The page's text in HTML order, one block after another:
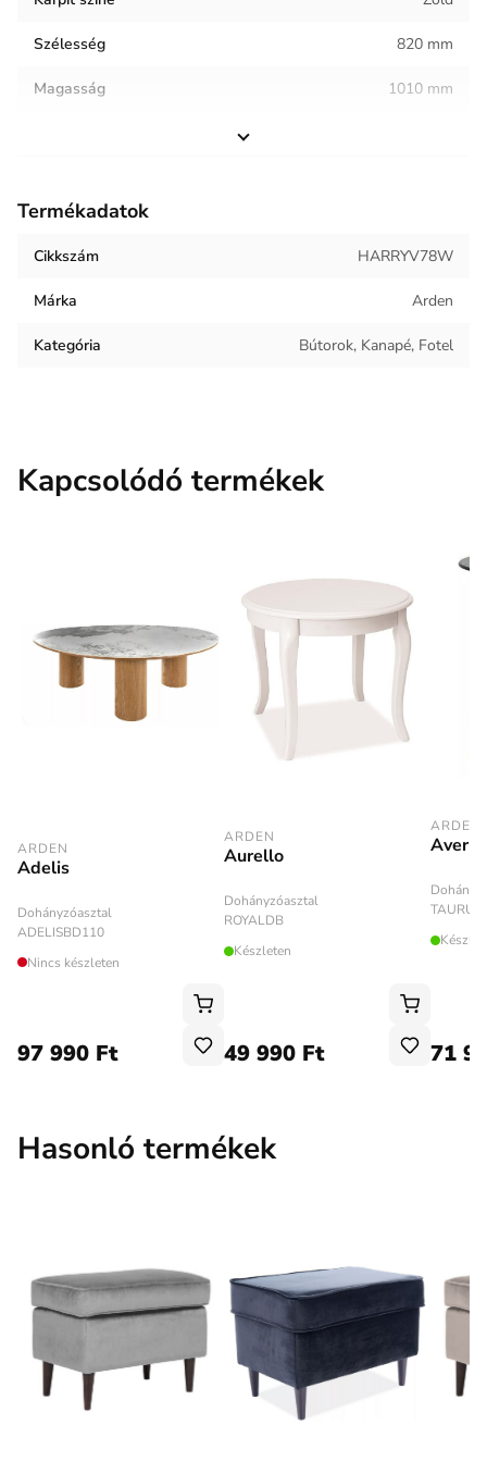
Szélesség 820 mm
Magasság 1010 mm
Kárpit anyaga
Termékadatok
Cikkszám HARRYV78W
Márka Arden
Kategória Bútorok, Kanapé, Fotel
Kapcsolódó termékek
ARDEN
Adelis
Dohányzóasztal
ADELISBD110
Nincs készleten
97 990 Ft
ARDEN
Aurello
Dohányzóasztal
ROYALDB
Készleten
49 990 Ft
ARDEN
71
Hasonló termékek